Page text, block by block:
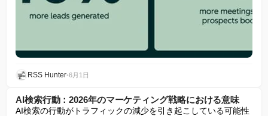
RSS Hunter•6月1日
AI検索行動：2026年のマーケティング戦略における意味
AI検索の行動がトラフィックの減少を引き起こしている可能性